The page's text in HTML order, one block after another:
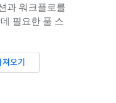
과 워크플로를
필요한 풀 스
오기